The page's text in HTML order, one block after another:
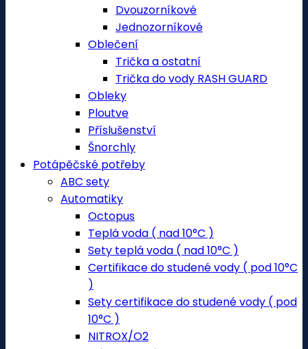
Dvouzorníkové
Jednozorníkové
Oblečení
Trička a ostatní
Trička do vody RASH GUARD
Obleky
Ploutve
Příslušenství
Šnorchly
Potápěčské potřeby
ABC sety
Automatiky
Octopus
Teplá voda ( nad 10°C )
Sety teplá voda ( nad 10°C )
Certifikace do studené vody ( pod 10°C
)
Sety certifikace do studené vody ( pod
10°C )
NITROX/O2